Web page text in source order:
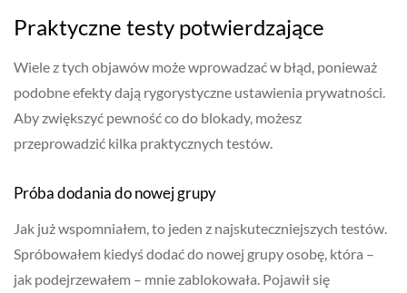
Praktyczne testy potwierdzające
Wiele z tych objawów może wprowadzać w błąd, ponieważ
podobne efekty dają rygorystyczne ustawienia prywatności.
Aby zwiększyć pewność co do blokady, możesz
przeprowadzić kilka praktycznych testów.
Próba dodania do nowej grupy
Jak już wspomniałem, to jeden z najskuteczniejszych testów.
Spróbowałem kiedyś dodać do nowej grupy osobę, która –
jak podejrzewałem – mnie zablokowała. Pojawił się